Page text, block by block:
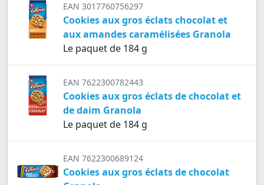
EAN 3017760756297
Cookies aux gros éclats chocolat et
aux amandes caramélisées Granola
Le paquet de 184 g
EAN 7622300782443
Cookies aux gros éclats de chocolat et
de daim Granola
Le paquet de 184 g
EAN 7622300689124
Cookies aux gros éclats de chocolat